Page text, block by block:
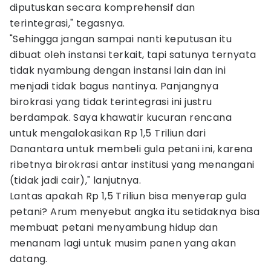
diputuskan secara komprehensif dan
terintegrasi," tegasnya.
"Sehingga jangan sampai nanti keputusan itu
dibuat oleh instansi terkait, tapi satunya ternyata
tidak nyambung dengan instansi lain dan ini
menjadi tidak bagus nantinya. Panjangnya
birokrasi yang tidak terintegrasi ini justru
berdampak. Saya khawatir kucuran rencana
untuk mengalokasikan Rp 1,5 Triliun dari
Danantara untuk membeli gula petani ini, karena
ribetnya birokrasi antar institusi yang menangani
(tidak jadi cair)," lanjutnya.
Lantas apakah Rp 1,5 Triliun bisa menyerap gula
petani? Arum menyebut angka itu setidaknya bisa
membuat petani menyambung hidup dan
menanam lagi untuk musim panen yang akan
datang.